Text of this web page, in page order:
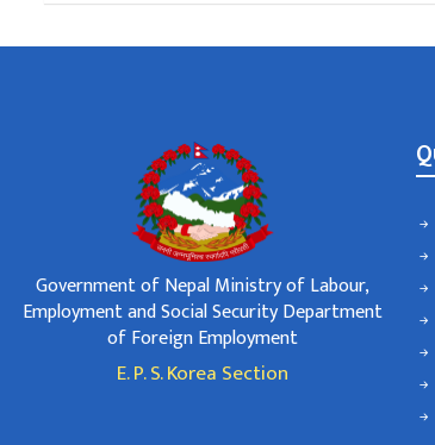
Government of Nepal Ministry of Labour,
Employment and Social Security Department
of Foreign Employment
E. P. S. Korea Section